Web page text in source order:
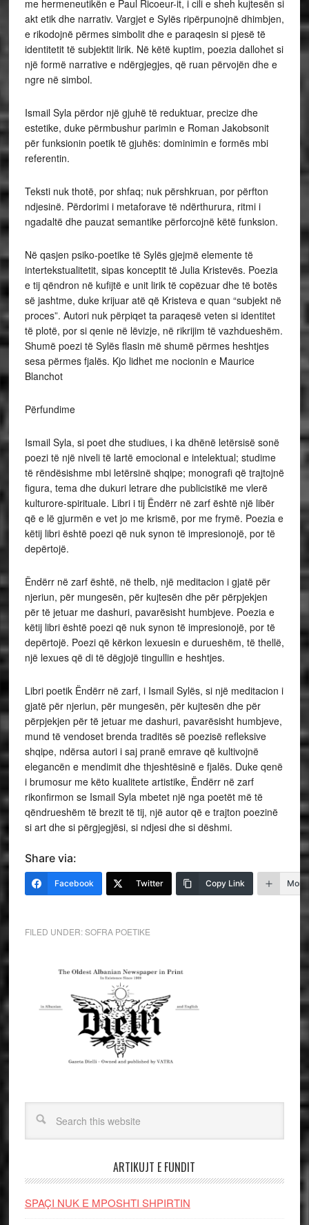
me hermeneutikën e Paul Ricoeur-it, i cili e sheh kujtesën si
akt etik dhe narrativ. Vargjet e Sylës ripërpunojnë dhimbjen,
e rikodojnë përmes simbolit dhe e paraqesin si pjesë të
identitetit të subjektit lirik. Në këtë kuptim, poezia dallohet si
një formë narrative e ndërgjegjes, që ruan përvojën dhe e
ngre në simbol.
Ismail Syla përdor një gjuhë të reduktuar, precize dhe
estetike, duke përmbushur parimin e Roman Jakobsonit
për funksionin poetik të gjuhës: dominimin e formës mbi
referentin.
Teksti nuk thotë, por shfaq; nuk përshkruan, por përfton
ndjesinë. Përdorimi i metaforave të ndërthurura, ritmi i
ngadaltë dhe pauzat semantike përforcojnë këtë funksion.
Në qasjen psiko-poetike të Sylës gjejmë elemente të
intertekstualitetit, sipas konceptit të Julia Kristevës. Poezia
e tij qëndron në kufijtë e unit lirik të copëzuar dhe të botës
së jashtme, duke krijuar atë që Kristeva e quan “subjekt në
proces”. Autori nuk përpiqet ta paraqesë veten si identitet
të plotë, por si qenie në lëvizje, në rikrijim të vazhdueshëm.
Shumë poezi të Sylës flasin më shumë përmes heshtjes
sesa përmes fjalës. Kjo lidhet me nocionin e Maurice
Blanchot
Përfundime
Ismail Syla, si poet dhe studiues, i ka dhënë letërsisë sonë
poezi të një niveli të lartë emocional e intelektual; studime
të rëndësishme mbi letërsinë shqipe; monografi që trajtojnë
figura, tema dhe dukuri letrare dhe publicistikë me vlerë
kulturore-spirituale. Libri i tij Ëndërr në zarf është një libër
që e lë gjurmën e vet jo me krismë, por me frymë. Poezia e
këtij libri është poezi që nuk synon të impresionojë, por të
depërtojë.
Ëndërr në zarf është, në thelb, një meditacion i gjatë për
njeriun, për mungesën, për kujtesën dhe për përpjekjen
për të jetuar me dashuri, pavarësisht humbjeve. Poezia e
këtij libri është poezi që nuk synon të impresionojë, por të
depërtojë. Poezi që kërkon lexuesin e durueshëm, të thellë,
një lexues që di të dëgjojë tingullin e heshtjes.
Libri poetik Ëndërr në zarf, i Ismail Sylës, si një meditacion i
gjatë për njeriun, për mungesën, për kujtesën dhe për
përpjekjen për të jetuar me dashuri, pavarësisht humbjeve,
mund të vendoset brenda traditës së poezisë refleksive
shqipe, ndërsa autori i saj pranë emrave që kultivojnë
elegancën e mendimit dhe thjeshtësinë e fjalës. Duke qenë
i brumosur me këto kualitete artistike, Ëndërr në zarf
rikonfirmon se Ismail Syla mbetet një nga poetët më të
qëndrueshëm të brezit të tij, një autor që e trajton poezinë
si art dhe si përgjegjësi, si ndjesi dhe si dëshmi.
Share via:
Facebook Twitter Copy Link More
FILED UNDER:SOFRA POETIKE
ARTIKUJT E FUNDIT
SPAÇI NUK E MPOSHTI SHPIRTIN